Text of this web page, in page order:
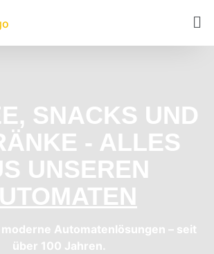
SNACKS UND
- ALLES
UNSEREN
Automatenlösungen – seit
über 100 Jahren.